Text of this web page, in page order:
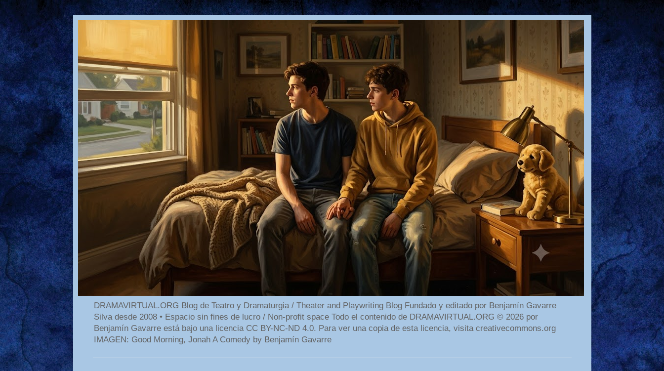
DRAMAVIRTUAL.ORG Blog de Teatro y Dramaturgia / Theater and Playwriting Blog Fundado y editado por Benjamín Gavarre
Silva desde 2008 • Espacio sin fines de lucro / Non-profit space Todo el contenido de DRAMAVIRTUAL.ORG © 2026 por
Benjamín Gavarre está bajo una licencia CC BY-NC-ND 4.0. Para ver una copia de esta licencia, visita creativecommons.org
IMAGEN: Good Morning, Jonah A Comedy by Benjamín Gavarre